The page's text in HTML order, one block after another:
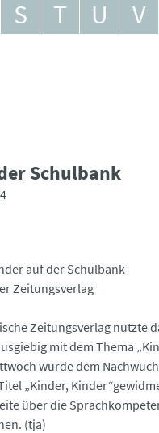
S T U V
Schulbank
auf der Schulbank
Zeitungsverlag
Zeitungsverlag nutzte
mit dem Thema
wurde dem
„Kinder,
über die
(tja)